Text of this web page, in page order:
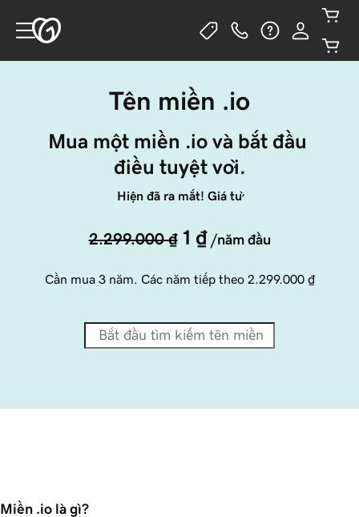
Tên miền .io
Mua một miền .io và bắt đầu
điều tuyệt vời.
Hiện đã ra mắt! Giá từ
2.299.000 ₫ 1 ₫ /năm đầu
Cần mua 3 năm. Các năm tiếp theo 2.299.000 ₫
Miền .io là gì?